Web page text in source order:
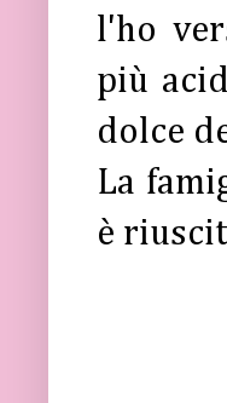
l'ho
più
dolce
La
è